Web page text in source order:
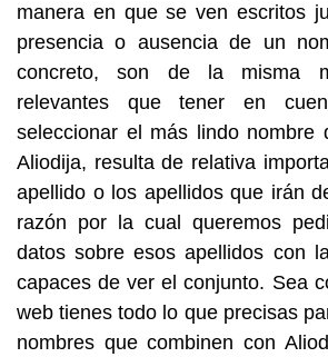
manera en que se ven escritos
presencia o ausencia de un
concreto, son de la misma
relevantes que tener en
seleccionar el más lindo nombre
Aliodija, resulta de relativa
apellido o los apellidos que irán
razón por la cual queremos
datos sobre esos apellidos con
capaces de ver el conjunto. Sea
web tienes todo lo que precisas
nombres que combinen con